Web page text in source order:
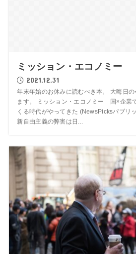
ミッション・エコノミー
2021.12.31
年末年始のお休みに読むべき本。 大晦日
ます。 ミッション・エコノミー 国×企業
くる時代がやってきた (NewsPicksパブリ
新自由主義の弊害は日...